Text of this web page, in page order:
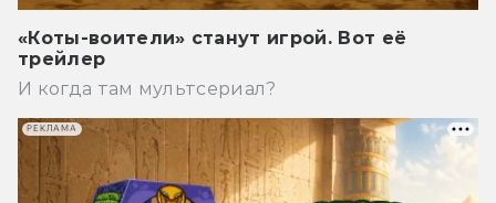
«Коты-воители» станут игрой. Вот её
трейлер
И когда там мультсериал?
РЕКЛАМА